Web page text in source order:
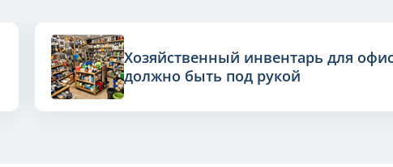
Хозяйственный инвентарь для
должно быть под рукой